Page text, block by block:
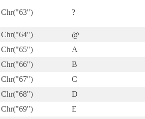
Chr("63") ?
Chr("64") @
Chr("65") A
Chr("66") B
Chr("67") C
Chr("68") D
Chr("69") E